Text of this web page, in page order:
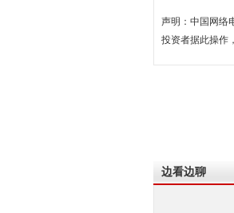
声明：中国网络
投资者据此操作
边看边聊